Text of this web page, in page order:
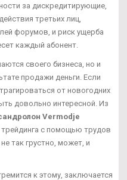
за дискредитирующие,
третьих лиц,
форумов, и риск ущерба
каждый абонент.
своего бизнеса, но и
продажи деньги. Если
от новогодних
довольно интересной. Из
Vermodje
трейдинга с помощью трудов
так грустно, может, и
к этому, заключается